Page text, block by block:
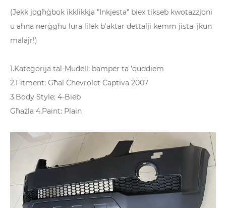
(Jekk jogħġbok ikklikkja "Inkjesta" biex tikseb kwotazzjoni
u aħna nerġgħu lura lilek b'aktar dettalji kemm jista 'jkun
malajr!)
1.Kategorija tal-Mudell: bamper ta 'quddiem
2.Fitment: Għal Chevrolet Captiva 2007
3.Body Style: 4-Bieb
Għażla 4.Paint: Plain